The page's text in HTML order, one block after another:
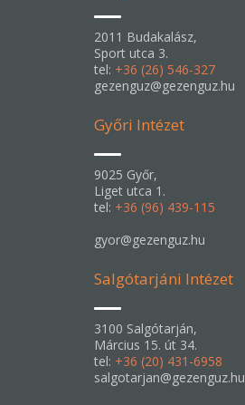
2011 Budakalász,
Sport utca 3.
tel: +36 (26) 546-327
gezenguz@gezenguz.hu
Győri Intézet
9025 Győr,
Liget utca 1.
tel: +36 (96) 439-115
gyor@gezenguz.hu
Salgótarjáni Intézet
3100 Salgótarján,
Március 15. út 34.
tel: +36 (20) 431-6958
salgotarjan@gezenguz.hu